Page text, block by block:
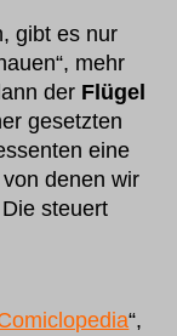
gibt es nur
mehr
der Flügel
gesetzten
eine
denen wir
steuert
“,